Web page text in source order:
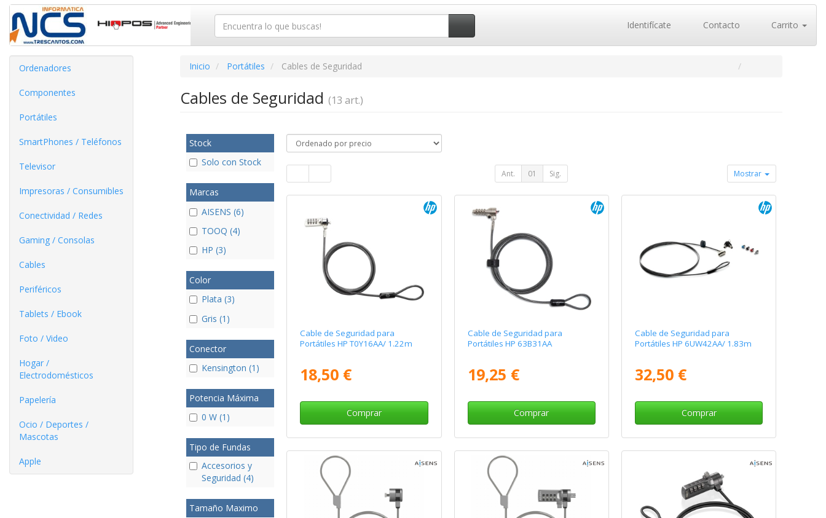
Identifícate Contacto Carrito
Ordenadores
Componentes
Portátiles
SmartPhones / Teléfonos
Televisor
Impresoras / Consumibles
Conectividad / Redes
Gaming / Consolas
Cables
Periféricos
Tablets / Ebook
Foto / Video
Hogar /
Electrodomésticos
Papelería
Ocio / Deportes /
Mascotas
Apple
Inicio Portátiles Cables de Seguridad
Cables de Seguridad (13 art.)
Stock
Solo con Stock
Marcas
AISENS (6)
TOOQ (4)
HP (3)
Color
Plata (3)
Gris (1)
Conector
Kensington (1)
Potencia Máxima
0 W (1)
Tipo de Fundas
Accesorios y
Seguridad (4)
Tamaño Maximo
Ant. 01 Sig. Mostrar
Cable de Seguridad para
Portátiles HP T0Y16AA/ 1.22m
18,50 €
Comprar
Cable de Seguridad para
Portátiles HP 63B31AA
19,25 €
Comprar
Cable de Seguridad para
Portátiles HP 6UW42AA/ 1.83m
32,50 €
Comprar